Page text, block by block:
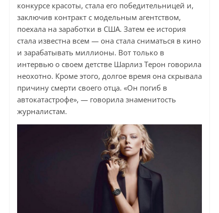
конкурсе красоты, стала его победительницей и,
заключив контракт с модельным агентством,
поехала на заработки в США. Затем ее история
стала известна всем — она ​​стала сниматься в кино
и зарабатывать миллионы. Вот только в
интервью о своем детстве Шарлиз Терон говорила
неохотно. Кроме этого, долгое время она скрывала
причину смерти своего отца. «Он погиб в
автокатастрофе», — говорила знаменитость
журналистам.